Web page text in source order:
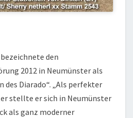
den
2012 in Neumünster als
des Diarado“. „Als perfekter
stellte er sich in Neumünster
als ganz moderner